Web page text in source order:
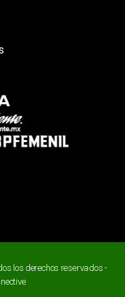
los derechos reservados -